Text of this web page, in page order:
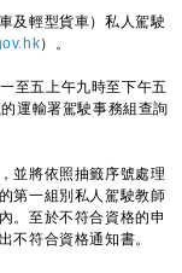
輕型貨車）私人駕駛
）。
五上午九時至下午五
運輸署駕駛事務組查詢
將依照抽籤序號處理
第一組別私人駕駛教師
。至於不符合資格的申
不符合資格通知書。